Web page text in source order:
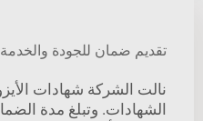
تقديم ضمان للجودة والخدمة
نالت الشركة شهادات